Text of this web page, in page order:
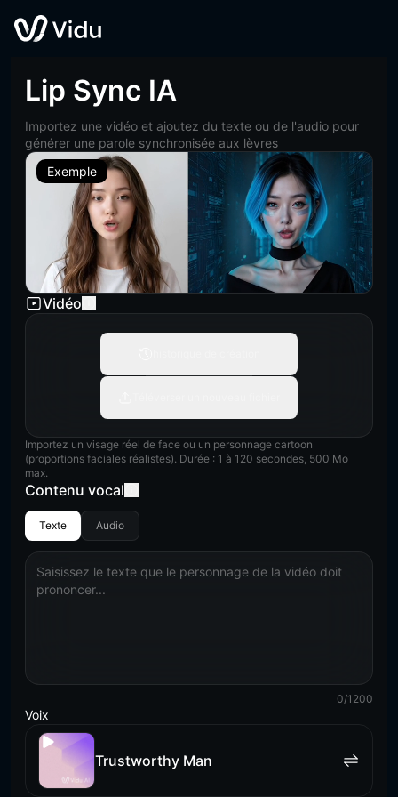
Lip Sync IA
Importez une vidéo et ajoutez du texte ou de l'audio pour
générer une parole synchronisée aux lèvres
Exemple
Vidéo
Importez un visage réel de face ou un personnage cartoon
(proportions faciales réalistes). Durée : 1 à 120 secondes, 500 Mo
max.
Contenu vocal
Texte Audio
0/1200
Voix
Trustworthy Man